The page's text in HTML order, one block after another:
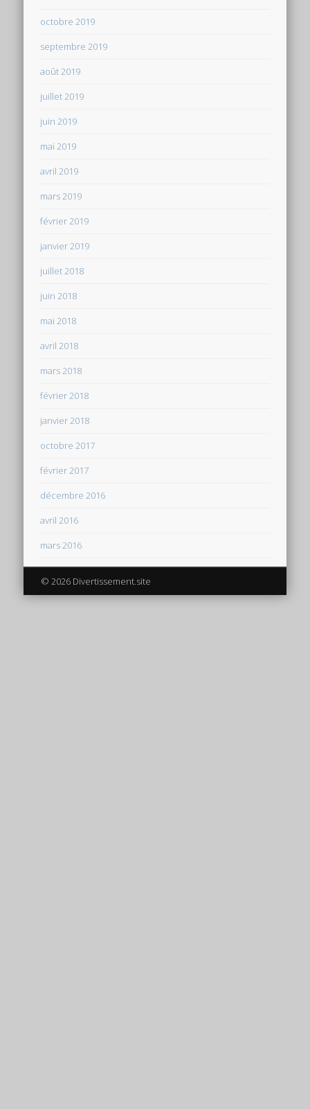
octobre 2019
septembre 2019
août 2019
juillet 2019
juin 2019
mai 2019
avril 2019
mars 2019
février 2019
janvier 2019
juillet 2018
juin 2018
mai 2018
avril 2018
mars 2018
février 2018
janvier 2018
octobre 2017
février 2017
décembre 2016
avril 2016
mars 2016
© 2026 Divertissement.site